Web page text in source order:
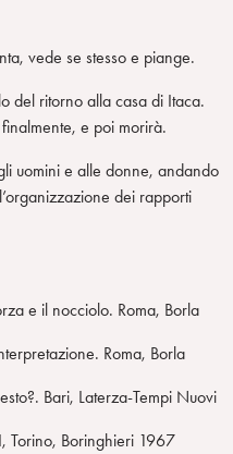
vede se stesso e piange.
del ritorno alla casa di Itaca.
e poi morirà.
uomini e alle donne, andando
dei rapporti
e il nocciolo. Roma, Borla
Roma, Borla
Bari, Laterza-Tempi Nuovi
Torino, Boringhieri 1967